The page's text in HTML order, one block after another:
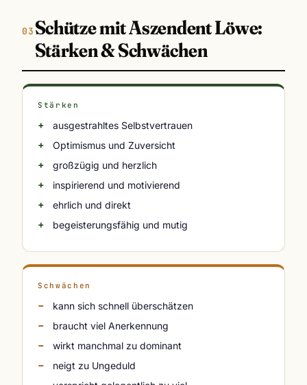
Schütze mit Aszendent Löwe:
Stärken & Schwächen
Stärken
ausgestrahltes Selbstvertrauen
Optimismus und Zuversicht
großzügig und herzlich
inspirierend und motivierend
ehrlich und direkt
begeisterungsfähig und mutig
Schwächen
kann sich schnell überschätzen
braucht viel Anerkennung
wirkt manchmal zu dominant
neigt zu Ungeduld